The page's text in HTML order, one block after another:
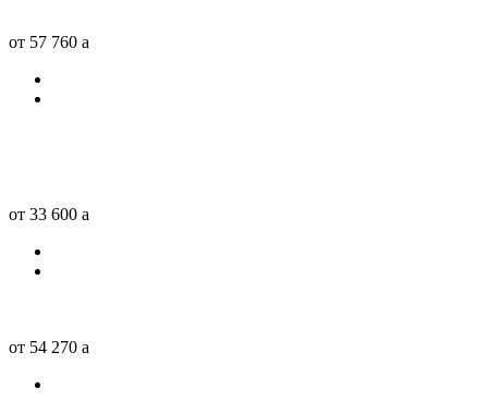
от 57 760 a
от 33 600 a
от 54 270 a